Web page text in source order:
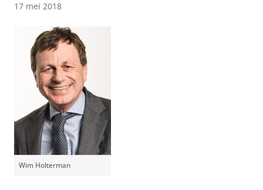
17 mei 2018
Wim Holterman